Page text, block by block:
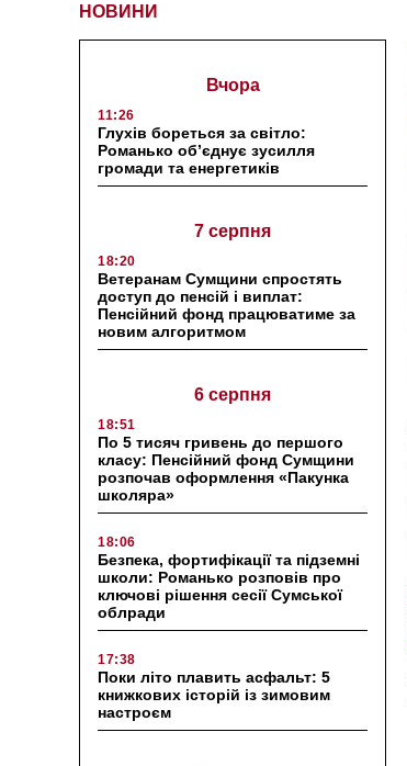
НОВИНИ
Вчора
11:26
Глухів бореться за світло:
Романько об’єднує зусилля
громади та енергетиків
7 серпня
18:20
Ветеранам Сумщини спростять
доступ до пенсій і виплат:
Пенсійний фонд працюватиме за
новим алгоритмом
6 серпня
18:51
По 5 тисяч гривень до першого
класу: Пенсійний фонд Сумщини
розпочав оформлення «Пакунка
школяра»
18:06
Безпека, фортифікації та підземні
школи: Романько розповів про
ключові рішення сесії Сумської
облради
17:38
Поки літо плавить асфальт: 5
книжкових історій із зимовим
настроєм